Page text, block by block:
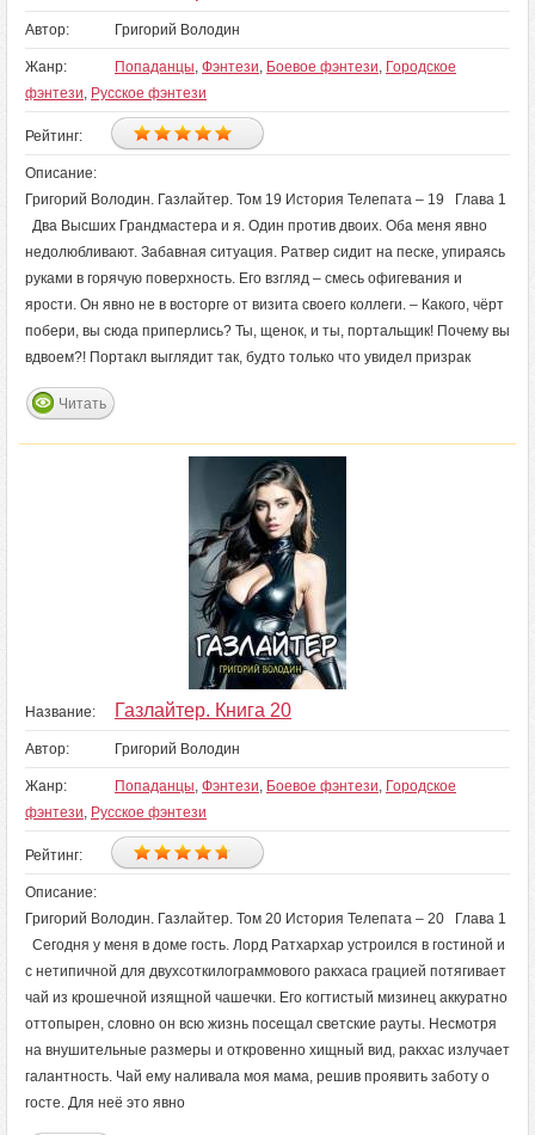
Автор: Григорий Володин
Жанр: Попаданцы, Фэнтези, Боевое фэнтези, Городское
фэнтези, Русское фэнтези
Рейтинг:
Описание:
Григорий Володин. Газлайтер. Том 19 История Телепата – 19 Глава 1
Два Высших Грандмастера и я. Один против двоих. Оба меня явно
недолюбливают. Забавная ситуация. Ратвер сидит на песке, упираясь
руками в горячую поверхность. Его взгляд – смесь офигевания и
ярости. Он явно не в восторге от визита своего коллеги. – Какого, чёрт
побери, вы сюда приперлись? Ты, щенок, и ты, портальщик! Почему вы
вдвоем?! Портакл выглядит так, будто только что увидел призрак
Читать
Название: Газлайтер. Книга 20
Автор: Григорий Володин
Жанр: Попаданцы, Фэнтези, Боевое фэнтези, Городское
фэнтези, Русское фэнтези
Рейтинг:
Описание:
Григорий Володин. Газлайтер. Том 20 История Телепата – 20 Глава 1
Сегодня у меня в доме гость. Лорд Ратхархар устроился в гостиной и
с нетипичной для двухсоткилограммового ракхаса грацией потягивает
чай из крошечной изящной чашечки. Его когтистый мизинец аккуратно
оттопырен, словно он всю жизнь посещал светские рауты. Несмотря
на внушительные размеры и откровенно хищный вид, ракхас излучает
галантность. Чай ему наливала моя мама, решив проявить заботу о
госте. Для неё это явно